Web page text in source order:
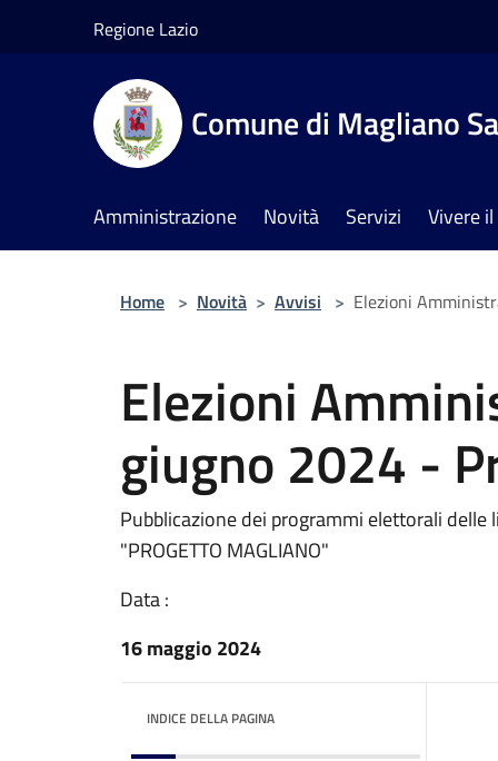
Regione Lazio
Comune di Magliano
Amministrazione Novità Servizi Vivere
Home > Novità > Avvisi > Elezioni
Elezioni
giugno 2024 -
Pubblicazione dei programmi elettorali delle
"PROGETTO MAGLIANO"
Data :
16 maggio 2024
INDICE DELLA PAGINA